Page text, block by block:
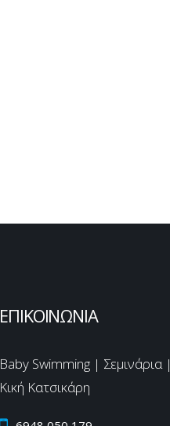
ΕΠΙΚΟΙΝΩΝΙΑ
Baby Swimming | Σεμινάρια |
Κική Κατσικάρη